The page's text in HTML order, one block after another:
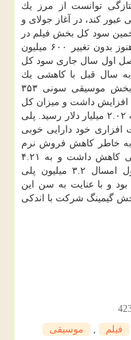
توانست از مرز یك
كند، در آغاز جولای و
سود كل بخش فیلم در
یك سال كامل منتهی به مارس ۲۰۲۰ هنوز بدون تغییر ۶۰۰ میلیون
فصل اول سال جاری سود كل
سال قبل با كاهشی یك
درصدی به ۱۷.۵۲ میلیارد دلار رسید. بخش موسیقی سونی ۳۵۳
سود ثبت نمود كه ۶.۲ درصد افزایش داشت و میزان كل
فروش آن هم با افزایشی ۲۱ درصدی به ۲.۰۲ میلیار دلار رسید. پلی
افزاری خود دارایی خوبی
خاطر كاهش فروش نرم
افزارها و اثر منفی نرخ تبدیل ارز كمی كاهش داشت و به ۴.۲۱
میلیارد دلار رسید. سونی در فصل اول امسال ۳.۲ میلیون پلی
بود و با عنایت به سن این
گیمینگ شركت با اندكی
فیلم , موسیقی